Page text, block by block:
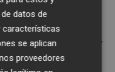
que
el nombre y
del
datos de
características
se aplican
proveedores